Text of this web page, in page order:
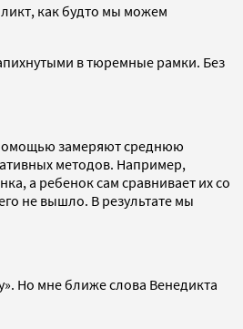
как будто мы можем
в тюремные рамки. Без
помощью замеряют среднюю
методов. Например,
а ребенок сам сравнивает их со
не вышло. В результате мы
Но мне ближе слова Венедикта